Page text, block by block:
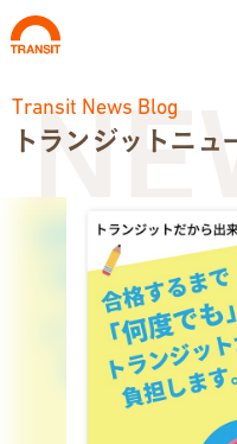
トランジットニュ
利用体験談
広報・イベント
Transit News Blog
トランジットニュ